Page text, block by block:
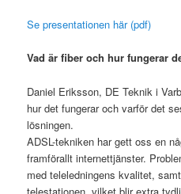
Se presentationen här (pdf)
Vad är fiber och hur fungerar
Daniel Eriksson, DE Teknik i
hur det fungerar och varför det
lösningen.
ADSL-tekniken har gett oss en
framförallt internettjänster.
med teleledningens kvalitet,
telestationen, vilket blir extra